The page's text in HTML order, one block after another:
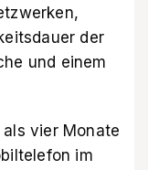
der
und einem
vier Monate
im